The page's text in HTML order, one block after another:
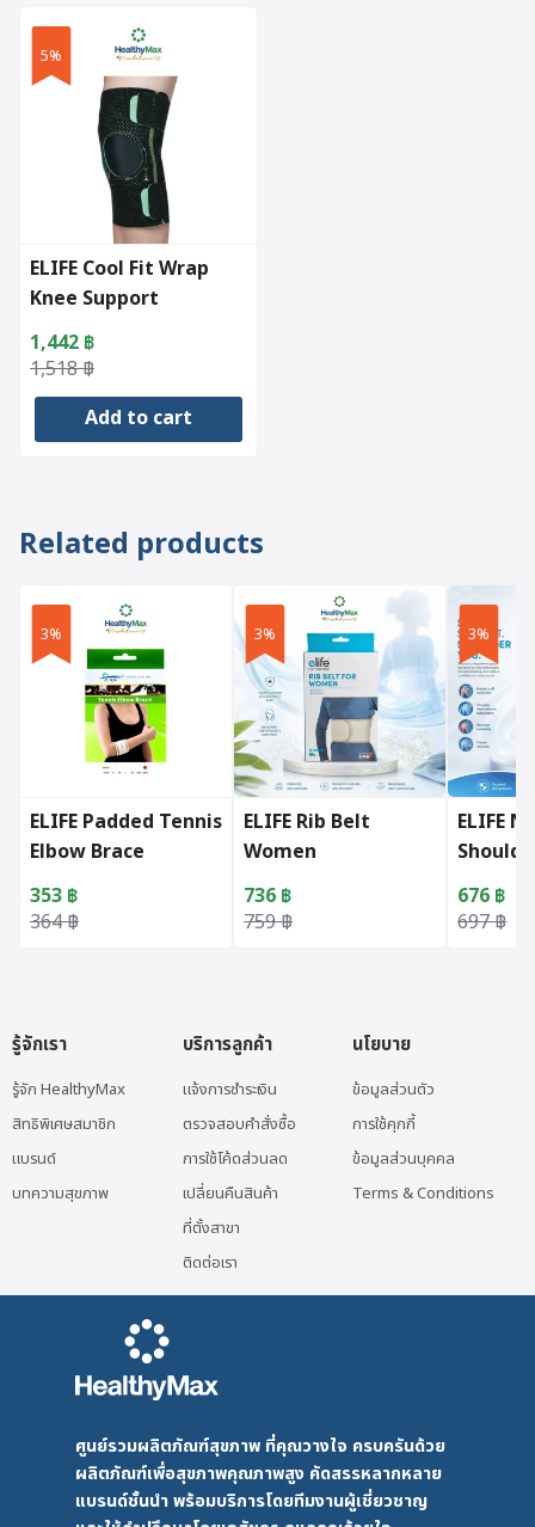
5%
ELIFE Cool Fit Wrap
Knee Support
1,518฿
Original
price
1,442 ฿
Current
price
Add to cart
Related products
3%
ELIFE Padded Tennis
Elbow Brace
364฿
Original price was: 364 ฿.
353 ฿
Current price is: 353 ฿.
3%
ELIFE Rib Belt
Women
759฿
Original price was: 759 ฿.
736 ฿
Current price is: 736 ฿.
3%
ELIFE
697฿
Original
676 ฿
Current
รู้จักเรา
รู้จัก HealthyMax
สิทธิพิเศษสมาชิก
แบรนด์
บทความสุขภาพ
บริการลูกค้า
แจ้งการชำระเงิน
ตรวจสอบคำสั่งซื้อ
การใช้โค้ดส่วนลด
เปลี่ยนคืนสินค้า
ที่ตั้งสาขา
ติดต่อเรา
นโยบาย
ข้อมูลส่วนตัว
การใช้คุกกี้
ข้อมูลส่วนบุคคล
Terms & Conditions
ศูนย์รวมผลิตภัณฑ์สุขภาพ ที่คุณวางใจ ครบครันด้วย
ผลิตภัณฑ์เพื่อสุขภาพคุณภาพสูง คัดสรรหลากหลาย
แบรนด์ชั้นนำ พร้อมบริการโดยทีมงานผู้เชี่ยวชาญ